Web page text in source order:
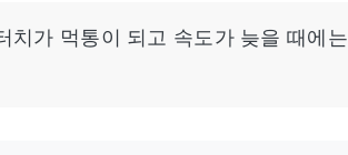
치가 먹통이 되고 속도가 늦을 때에는